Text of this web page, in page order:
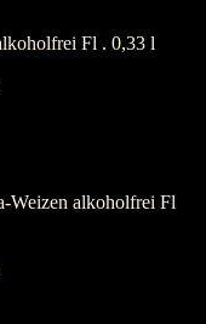
Fl . 0,33 l
Weizen alkoholfrei Fl